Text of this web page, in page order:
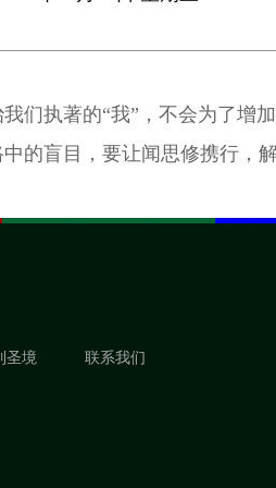
们执著的“我”，不会为了增
的盲目，要让闻思修携行，
圣境 联系我们